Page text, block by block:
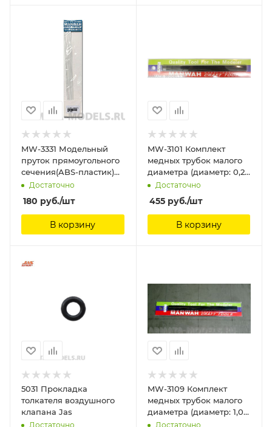
MW-3331 Модельный
пруток прямоугольного
сечения(ABS-пластик)
4*2*250mm 4шт
ManWah
Достаточно
180 руб./шт
В корзину
MW-3101 Комплект
медных трубок малого
диаметра (диаметр: 0,2
мм) (2 шт.) ManWah
Достаточно
455руб./шт
В корзину
5031 Прокладка
толкателя воздушного
клапана Jas
Достаточно
MW-3109 Комплект
медных трубок малого
диаметра (диаметр: 1,0
мм) (5 шт.) ManWah
Достаточно